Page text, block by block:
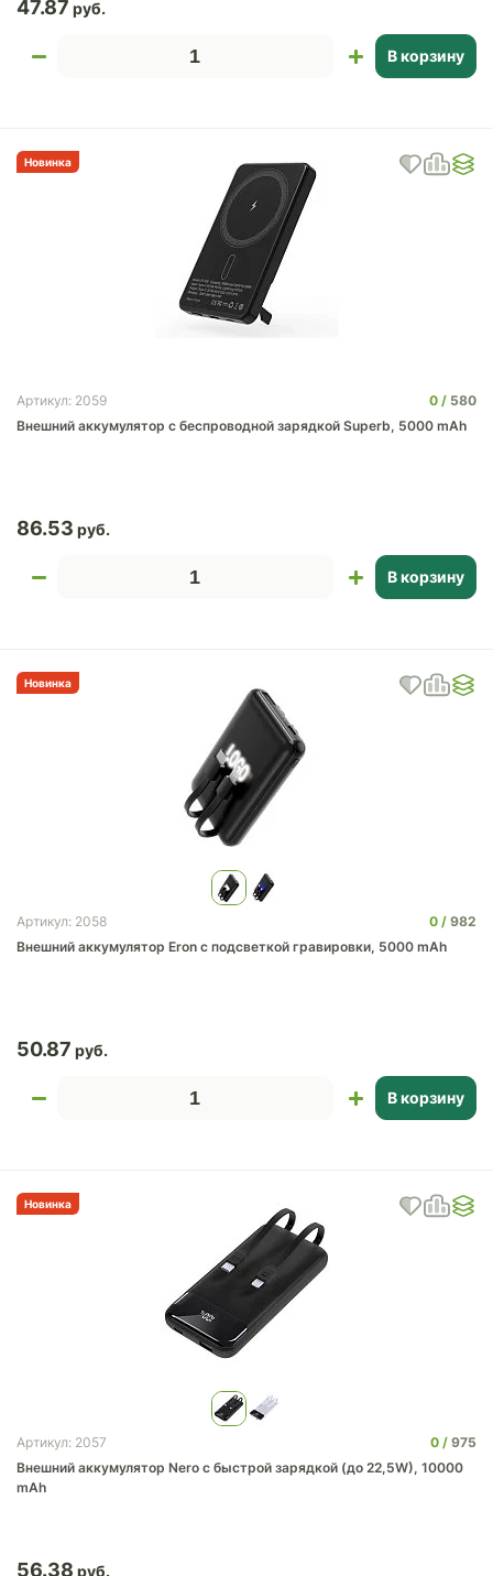
47.87
В корзину
Новинка
Артикул: 2059 0
580
Внешний аккумулятор c беспроводной зарядкой Superb, 5000 mAh
86.53
В корзину
Новинка
Артикул: 2058 0
982
Внешний аккумулятор Eron с подсветкой гравировки, 5000 mAh
50.87
В корзину
Новинка
Артикул: 2057 0
975
Внешний аккумулятор Nero с быстрой зарядкой (до 22,5W), 10000
mAh
56.38